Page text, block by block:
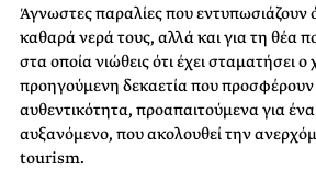
Άγνωστες παραλίες που εντυπωσιάζουν
καθαρά νερά τους, αλλά και για τη θέα
στα οποία νιώθεις ότι έχει σταματήσει ο
προηγούμενη δεκαετία που προσφέρουν
αυθεντικότητα, προαπαιτούμενα για
αυξανόμενο, που ακολουθεί την
tourism.